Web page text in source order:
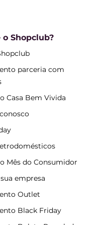
o Shopclub?
parceria com
Casa Bem Vivida
Mês do Consumidor
empresa
Outlet
Black Friday